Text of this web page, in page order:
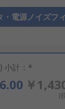
・電源ノイズフ
小計：*
￥
(